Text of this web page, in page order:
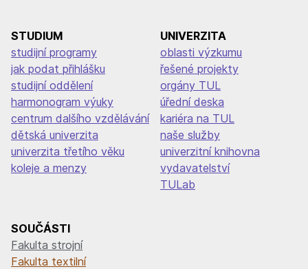
příspěvek
STUDIUM
studijní programy
jak podat přihlášku
studijní oddělení
harmonogram výuky
centrum dalšího vzdělávání
dětská univerzita
univerzita třetího věku
koleje a menzy
UNIVERZITA
oblasti výzkumu
řešené projekty
orgány TUL
úřední deska
kariéra na TUL
naše služby
univerzitní knihovna
vydavatelství
TULab
SOUČÁSTI
Fakulta strojní
Fakulta textilní